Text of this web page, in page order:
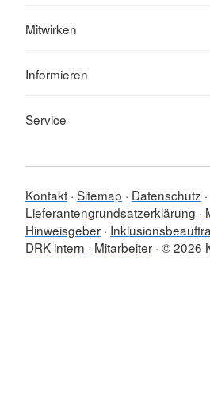
Mitwirken
Informieren
Service
Kontakt Sitemap
Datenschutz
Lieferantengrundsatzerklärung
Hinweisgeber
DRK intern
Mitarbeiter © 2026